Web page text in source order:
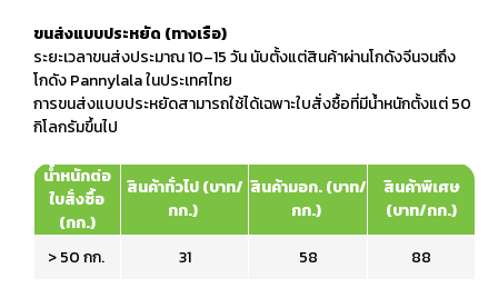
ขนส่งแบบประหยัด (ทางเรือ)
ระยะเวลาขนส่งประมาณ 10–15 วัน นับตั้งแต่สินค้าผ่านโกดังจีนจนถึง
โกดัง Pannylala ในประเทศไทย
การขนส่งแบบประหยัดสามารถใช้ได้เฉพาะใบสั่งซื้อที่มีน้ำหนักตั้งแต่ 50
กิโลกรัมขึ้นไป
น้ำหนักต่อ
ใบสั่งซื้อ
(กก.)
สินค้าทั่วไป (บาท/
กก.)
สินค้ามอก. (บาท/
กก.)
สินค้าพิเศษ
(บาท/กก.)
> 50 กก.
31 58 88